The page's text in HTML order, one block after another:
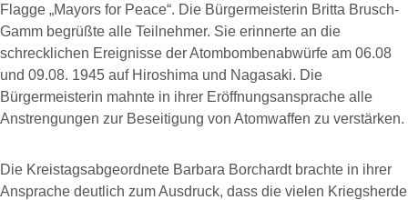
Flagge „Mayors for Peace“. Die Bürgermeisterin Britta Brusch-
Gamm begrüßte alle Teilnehmer. Sie erinnerte an die
schrecklichen Ereignisse der Atombombenabwürfe am 06.08
und 09.08. 1945 auf Hiroshima und Nagasaki. Die
Bürgermeisterin mahnte in ihrer Eröffnungsansprache alle
Anstrengungen zur Beseitigung von Atomwaffen zu verstärken.
Die Kreistagsabgeordnete Barbara Borchardt brachte in ihrer
Ansprache deutlich zum Ausdruck, dass die vielen Kriegsherde